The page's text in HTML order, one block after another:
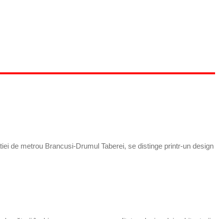
de metrou Brancusi-Drumul Taberei, se distinge printr-un design